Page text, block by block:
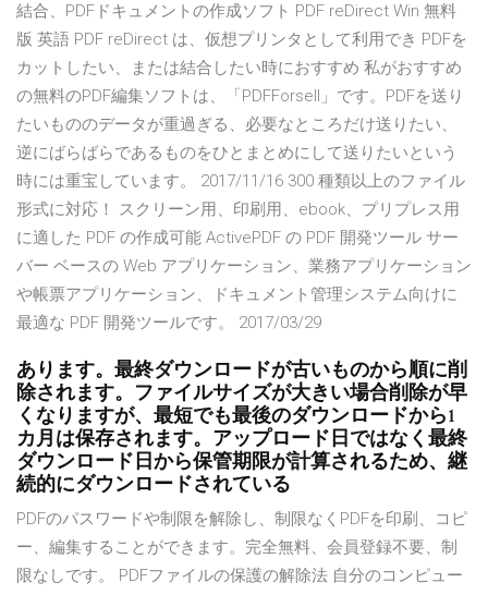
結合、PDFドキュメントの作成ソフト PDF reDirect Win 無料
版 英語 PDF reDirect は、仮想プリンタとして利用でき PDFを
カットしたい、または結合したい時におすすめ 私がおすすめ
の無料のPDF編集ソフトは、「PDFForsell」です。PDFを送り
たいもののデータが重過ぎる、必要なところだけ送りたい、
逆にばらばらであるものをひとまとめにして送りたいという
時には重宝しています。 2017/11/16 300 種類以上のファイル
形式に対応！ スクリーン用、印刷用、ebook、プリプレス用
に適した PDF の作成可能 ActivePDF の PDF 開発ツール サー
バー ベースの Web アプリケーション、業務アプリケーション
や帳票アプリケーション、ドキュメント管理システム向けに
最適な PDF 開発ツールです。 2017/03/29
あります。最終ダウンロードが古いものから順に削
除されます。ファイルサイズが大きい場合削除が早
くなりますが、最短でも最後のダウンロードから1
カ月は保存されます。アップロード日ではなく最終
ダウンロード日から保管期限が計算されるため、継
続的にダウンロードされている
PDFのパスワードや制限を解除し、制限なくPDFを印刷、コピ
ー、編集することができます。完全無料、会員登録不要、制
限なしです。 PDFファイルの保護の解除法 自分のコンピュー